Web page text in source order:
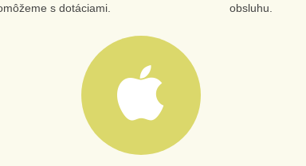
s dotáciami.
obsluhu.